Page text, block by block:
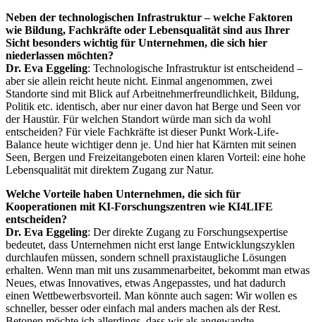
Neben der technologischen Infrastruktur – welche Faktoren
wie Bildung, Fachkräfte oder Lebensqualität sind aus Ihrer
Sicht besonders wichtig für Unternehmen, die sich hier
niederlassen möchten?
Dr. Eva Eggeling: Technologische Infrastruktur ist entscheidend –
aber sie allein reicht heute nicht. Einmal angenommen, zwei
Standorte sind mit Blick auf Arbeitnehmerfreundlichkeit, Bildung,
Politik etc. identisch, aber nur einer davon hat Berge und Seen vor
der Haustür. Für welchen Standort würde man sich da wohl
entscheiden? Für viele Fachkräfte ist dieser Punkt Work-Life-
Balance heute wichtiger denn je. Und hier hat Kärnten mit seinen
Seen, Bergen und Freizeitangeboten einen klaren Vorteil: eine hohe
Lebensqualität mit direktem Zugang zur Natur.
Welche Vorteile haben Unternehmen, die sich für
Kooperationen mit KI-Forschungszentren wie KI4LIFE
entscheiden?
Dr. Eva Eggeling: Der direkte Zugang zu Forschungsexpertise
bedeutet, dass Unternehmen nicht erst lange Entwicklungszyklen
durchlaufen müssen, sondern schnell praxistaugliche Lösungen
erhalten. Wenn man mit uns zusammenarbeitet, bekommt man etwas
Neues, etwas Innovatives, etwas Angepasstes, und hat dadurch
einen Wettbewerbsvorteil. Man könnte auch sagen: Wir wollen es
schneller, besser oder einfach mal anders machen als der Rest.